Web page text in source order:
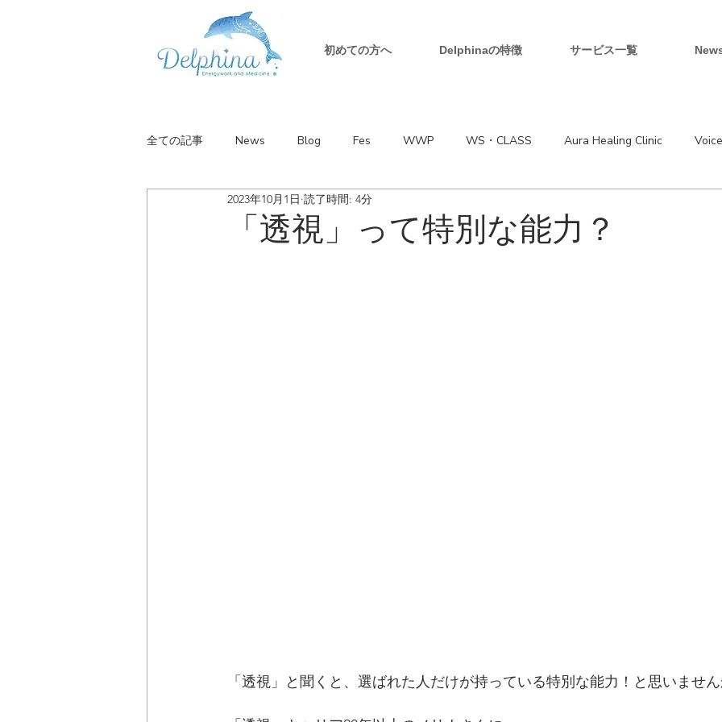
初めての方へ Delphinaの特徴 サービス一覧
全ての記事 News Blog Fes WWP WS・CLASS Aura Healing Clinic Voice
「透視」って特別な能力？
2023年10月1日 読了時間: 4分
「透視」と聞くと、選ばれた人だけが持っている特別な能力！と思いませ